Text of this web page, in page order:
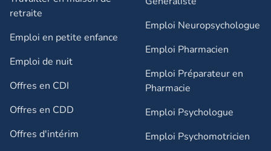
retraite​
Emploi en petite enfance​
Emploi de nuit​
Offres en CDI
Offres en CDD
Offres d'intérim
Emploi Neuropsychologue
Emploi Pharmacien
Emploi Préparateur en
Pharmacie
Emploi Psychologue
Emploi Psychomotricien